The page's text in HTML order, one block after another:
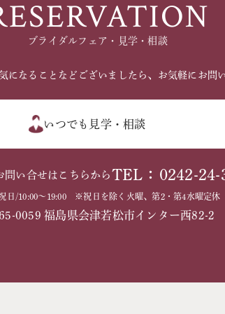
ブライダルフェア・見学・相談
になることなどございましたら、お気軽にお問
いつでも見学・相談
問い合せはこちらから TEL：0242-24-
日/10:00～19:00 ※祝日を除く火曜、第2・第4水曜定休
0059 福島県会津若松市インター西82-2